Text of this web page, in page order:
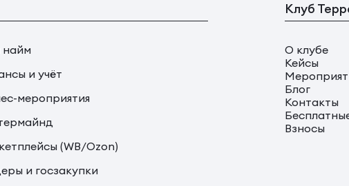
найм
и учёт
мероприятия
(WB/Ozon)
и госзакупки
Клуб
О клубе
Кейсы
Блог
Контакты
Взносы